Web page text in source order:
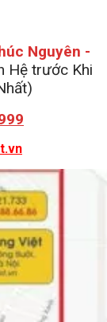
Nguyên -
Hệ trước Khi